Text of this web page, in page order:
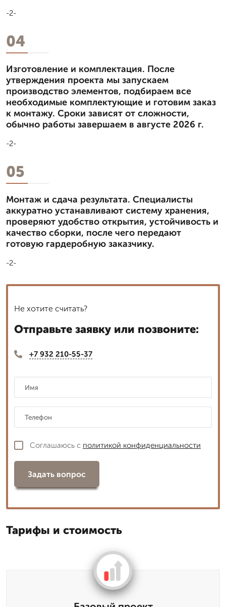
-2-
04
Изготовление и комплектация. После
утверждения проекта мы запускаем
производство элементов, подбираем все
необходимые комплектующие и готовим заказ
к монтажу. Сроки зависят от сложности,
обычно работы завершаем в августе 2026 г.
-2-
05
Монтаж и сдача результата. Специалисты
аккуратно устанавливают систему хранения,
проверяют удобство открытия, устойчивость и
качество сборки, после чего передают
готовую гардеробную заказчику.
-2-
Не хотите считать?
Отправьте заявку или позвоните:
+7 932 210-55-37
Соглашаюсь с политикой конфиденциальности
Задать вопрос
Тарифы и стоимость